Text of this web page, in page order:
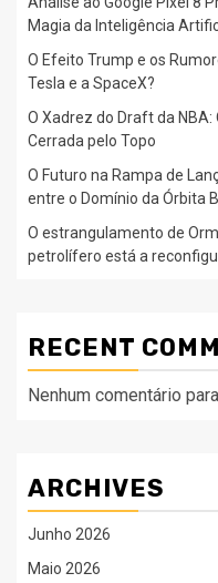
Magia da Inteligência
O Efeito Trump e os
Tesla e a SpaceX?
O Xadrez do Draft da NBA:
Cerrada pelo Topo
O Futuro na Rampa de
entre o Domínio da Órbita
O estrangulamento de
petrolífero está a
RECENT
Nenhum comentário
ARCHIVES
Junho 2026
Maio 2026